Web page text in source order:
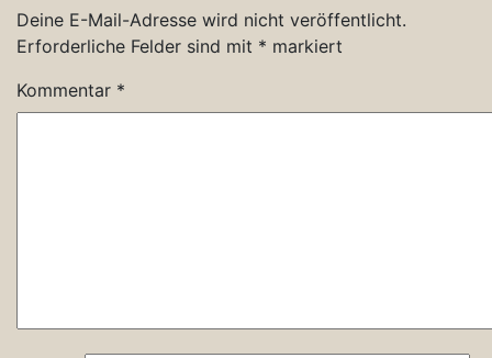
Deine E-Mail-Adresse wird nicht veröffentlicht.
Erforderliche Felder sind mit * markiert
Kommentar *